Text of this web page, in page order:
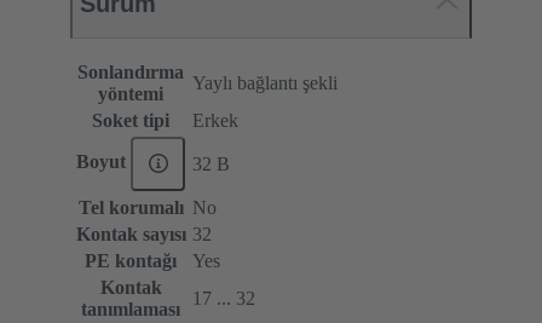
Sonlandırma
yöntemi
Yaylı bağlantı şekli
Soket tipi
Erkek
Boyut 32 B
Tel korumalı No
Kontak sayısı 32
PE kontağı
Yes
Kontak
tanımlaması
17 ... 32